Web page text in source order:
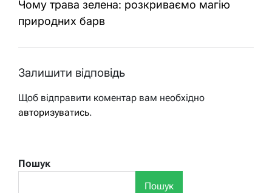
Чому трава зелена: розкриваємо магію
природних барв
Залишити відповідь
Щоб відправити коментар вам необхідно
авторизуватись.
Пошук
Пошук